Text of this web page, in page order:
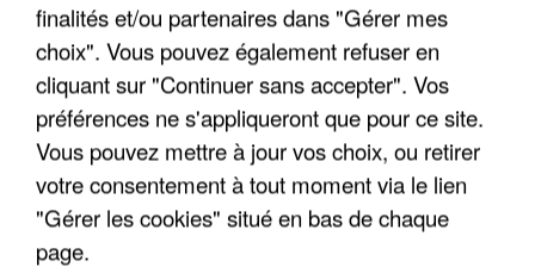
UNE TOURISTE DE L’OISE EMPORTÉE PAR UNE
COULÉE DE BOUE EN HAUTE-SAVOIE
finalités et/ou partenaires dans "Gérer mes
choix". Vous pouvez également refuser en
cliquant sur "Continuer sans accepter". Vos
préférences ne s'appliqueront que pour ce site.
Vous pouvez mettre à jour vos choix, ou retirer
votre consentement à tout moment via le lien
"Gérer les cookies" situé en bas de chaque
page.